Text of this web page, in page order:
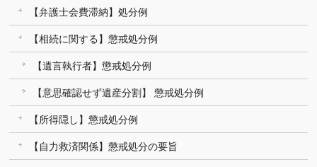
【弁護士会費滞納】処分例
【相続に関する】懲戒処分例
【遺言執行者】懲戒処分例
【意思確認せず遺産分割】 懲戒処分例
【所得隠し】懲戒処分例
【自力救済関係】懲戒処分の要旨